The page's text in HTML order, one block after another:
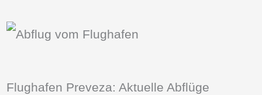
Flughafen Preveza: Aktuelle Abflüge